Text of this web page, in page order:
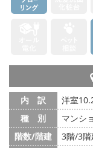
内 訳
洋室
種 別
マンシ
階数/階建
3階/3階